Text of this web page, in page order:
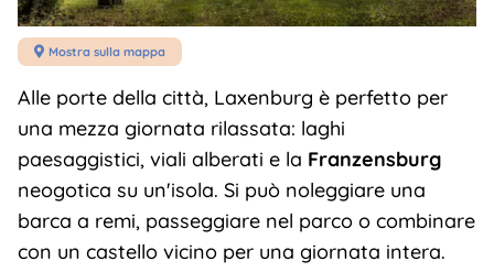
 Mostra sulla mappa
Alle porte della città, Laxenburg è perfetto per
una mezza giornata rilassata: laghi
paesaggistici, viali alberati e la Franzensburg
neogotica su un'isola. Si può noleggiare una
barca a remi, passeggiare nel parco o combinare
con un castello vicino per una giornata intera.